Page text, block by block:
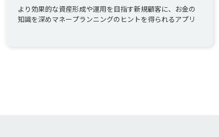
より効果的な資産形成や運用を目指す新規顧客に、お金の
知識を深めマネープランニングのヒントを得られるアプリ